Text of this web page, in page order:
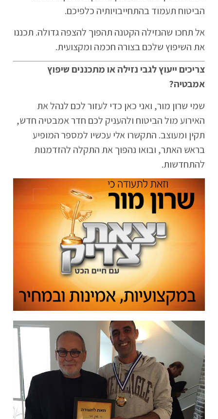
הביטוח תעמוד בהתחייבויותיה כלפיכם.
אל תחכו שהנזילה הקטנה תהפוך להצפה גדולה. תכננו
את השיפוץ שלכם בצורה חכמה ומקצועית.
צריכים ייעוץ לגבי נזילה או מתכננים שיפוץ
אמבטיה?
שמי שרון מור, ואני כאן כדי לעזור לכם לנהל את
האירוע מול הביטוח ולהעניק לכם חדר אמבטיה חדש,
תקין ומעוצב. התקשרו אלי עכשיו למספר המופיע
בראש האתר, ובואו נהפוך את התקלה להזדמנות
להתחדשות.